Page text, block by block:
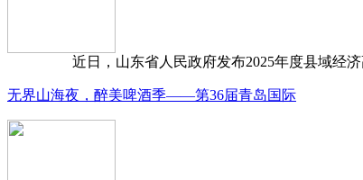
近日，山东省人民政府发布2025年度县域经济
无界山海夜，醉美啤酒季——第36届青岛国际